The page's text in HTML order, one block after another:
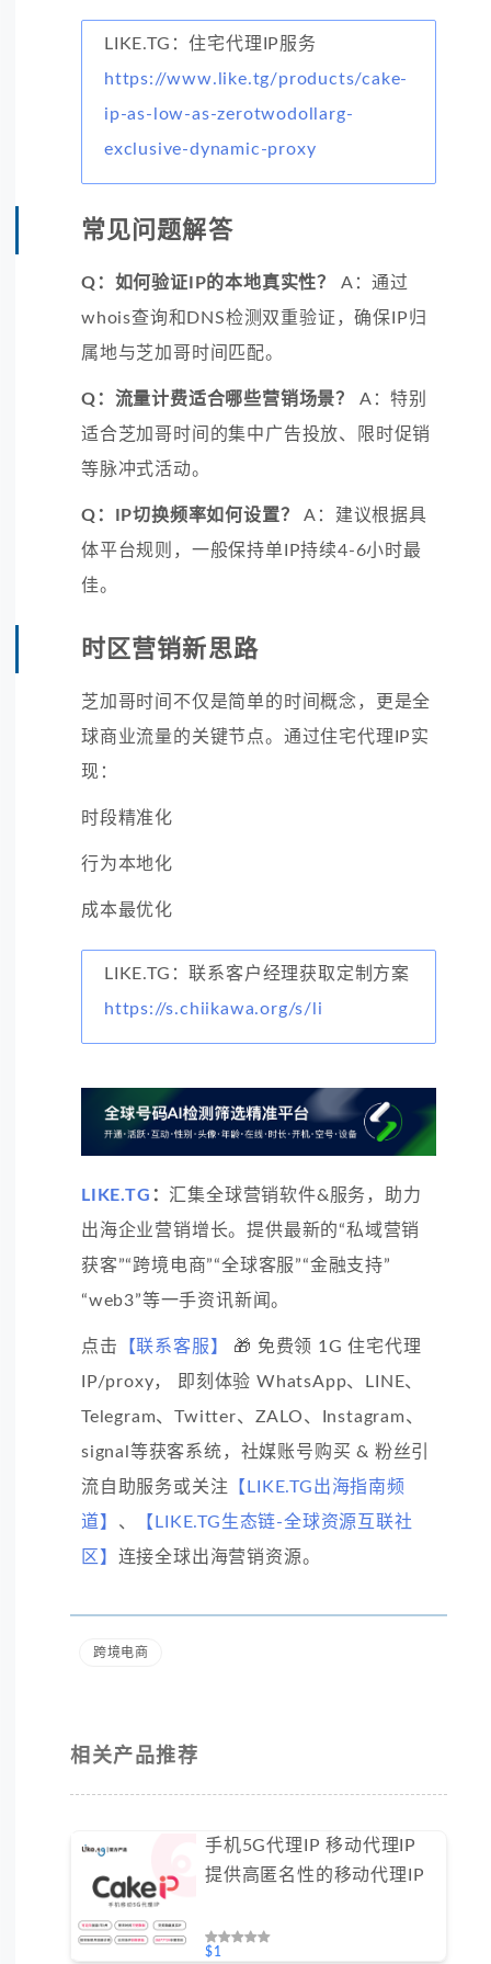
LIKE.TG：住宅代理IP服务
https://www.like.tg/products/cake-
ip-as-low-as-zerotwodollarg-
exclusive-dynamic-proxy
常见问题解答
Q：如何验证IP的本地真实性？
A：通过
whois查询和DNS检测双重验证，确保IP归
属地与芝加哥时间匹配。
Q：流量计费适合哪些营销场景？
A：特别
适合芝加哥时间的集中广告投放、限时促销
等脉冲式活动。
Q：IP切换频率如何设置？
A：建议根据具
体平台规则，一般保持单IP持续4-6小时最
佳。
时区营销新思路
芝加哥时间不仅是简单的时间概念，更是全
球商业流量的关键节点。通过住宅代理IP实
现：
时段精准化
行为本地化
成本最优化
LIKE.TG：联系客户经理获取定制方案
https://s.chiikawa.org/s/li
LIKE.TG ： 汇集全球营销软件&服务，助力
出海企业营销增长。提供最新的“私域营销
获客”“跨境电商”“全球客服”“金融支持”
“web3”等一手资讯新闻。
点击 【联系客服】
🎁 免费领 1G 住宅代理
IP/proxy， 即刻体验 WhatsApp、LINE、
Telegram、Twitter、ZALO、Instagram、
signal等获客系统，社媒账号购买 & 粉丝引
流自助服务或关注 【LIKE.TG出海指南频
道】 、
【LIKE.TG生态链-全球资源互联社
区】 连接全球出海营销资源。
跨境电商
相关产品推荐
手机5G代理IP 移动代理IP
提供高匿名性的移动代理IP
$1